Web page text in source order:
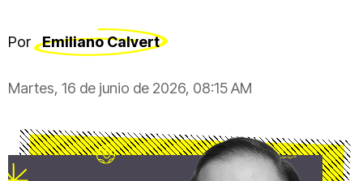
Por Emiliano Calvert
Martes, 16 de junio de 2026, 08:15 AM